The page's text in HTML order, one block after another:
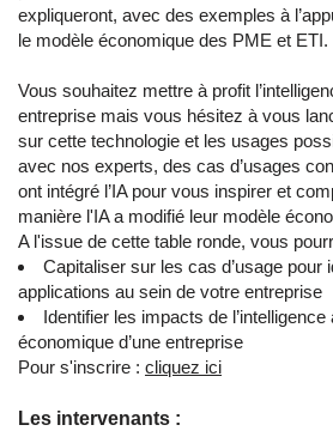
expliqueront, avec des exemples à
le modèle économique des PME et ETI.
Vous souhaitez mettre à profit
entreprise mais vous hésitez à vous
sur cette technologie et les usages
avec nos experts, des cas d’usages
ont intégré l’IA pour vous inspirer et
manière l'IA a modifié leur modèle
A l'issue de cette table ronde, vous
Capitaliser sur les cas d’usage pour
applications au sein de votre entreprise
Identifier les impacts de
économique d’une entreprise
Pour s'inscrire : cliquez ici
Les intervenants :